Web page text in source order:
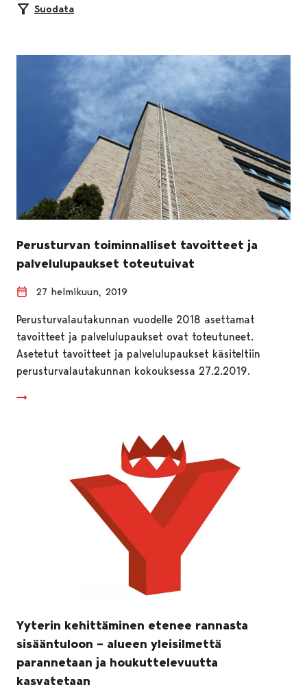
Suodata
Perusturvan toiminnalliset tavoitteet ja
palvelulupaukset toteutuivat
27 helmikuun, 2019
Perusturvalautakunnan vuodelle 2018 asettamat
tavoitteet ja palvelulupaukset ovat toteutuneet.
Asetetut tavoitteet ja palvelulupaukset käsiteltiin
perusturvalautakunnan kokouksessa 27.2.2019.
Yyterin kehittäminen etenee rannasta
sisääntuloon – alueen yleisilmettä
parannetaan ja houkuttelevuutta
kasvatetaan